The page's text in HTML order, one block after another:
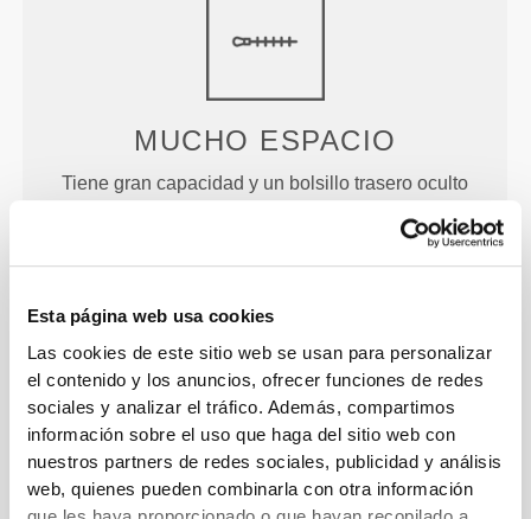
Esta página web usa cookies
Las cookies de este sitio web se usan para personalizar
el contenido y los anuncios, ofrecer funciones de redes
sociales y analizar el tráfico. Además, compartimos
información sobre el uso que haga del sitio web con
nuestros partners de redes sociales, publicidad y análisis
web, quienes pueden combinarla con otra información
MUCHO ESPACIO
Tiene gran capacidad y un bolsillo trasero oculto
RESISTENTE
Acolchado y con materiales resistentes.